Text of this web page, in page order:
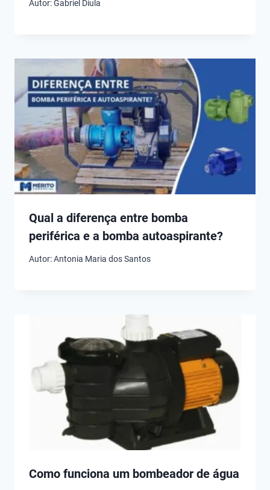
Autor:Gabriel Diula
Qual a diferença entre bomba
periférica e a bomba autoaspirante?
Autor:Antonia Maria dos Santos
Como funciona um bombeador de água